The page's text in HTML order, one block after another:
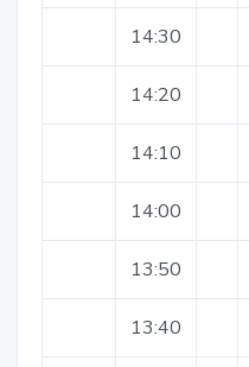
14:30
14:20
14:10
14:00
13:50
13:40